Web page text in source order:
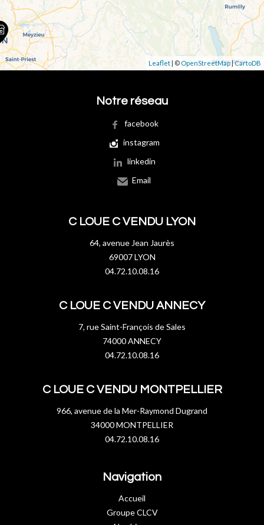
Leaflet| © OpenStreetMap|CartoDB
Notre réseau
facebook
instagram
linkedin
Email
C LOUE C VENDU LYON
64, avenue Jean Jaurès
69007 LYON
04.72.10.08.16
C LOUE C VENDU ANNECY
7, rue Saint-François de Sales
74000 ANNECY
04.72.10.08.16
C LOUE C VENDU MONTPELLIER
966, avenue de la Mer-Raymond Dugrand
34000 MONTPELLIER
04.72.10.08.16
Navigation
Accueil
Groupe CLCV